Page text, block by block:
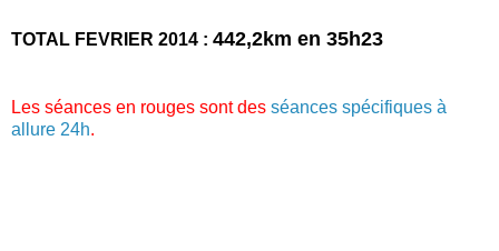
TOTAL FEVRIER 2014 : 442,2km en 35h23
Les séances en rouges sont des séances spécifiques à
allure 24h.